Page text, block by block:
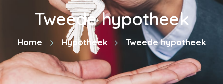
Tweede hypotheek
Home Hypotheek Tweede hypotheek